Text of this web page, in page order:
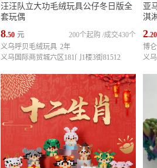
汪汪队立大功毛绒玩具公仔冬日版全
套玩偶
8.50 元 成交430个
200个起购 /
义乌呼贝毛绒玩具 2年
义乌国际商贸城六区181门1楼3街81512
亚
淇
2.20
博
义